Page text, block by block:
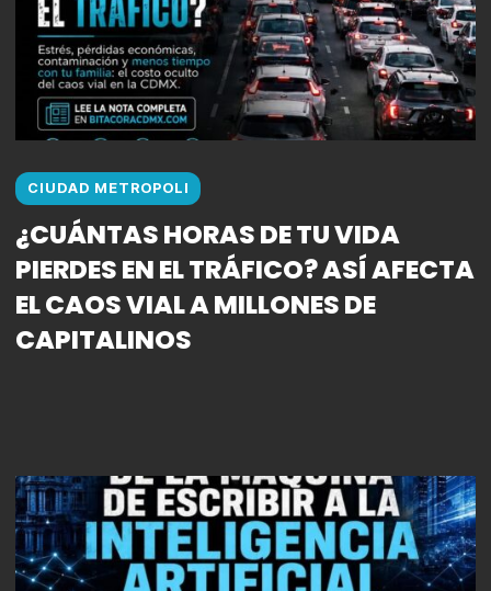
CIUDAD METROPOLI
¿CUÁNTAS HORAS DE TU VIDA
PIERDES EN EL TRÁFICO? ASÍ AFECTA
EL CAOS VIAL A MILLONES DE
CAPITALINOS